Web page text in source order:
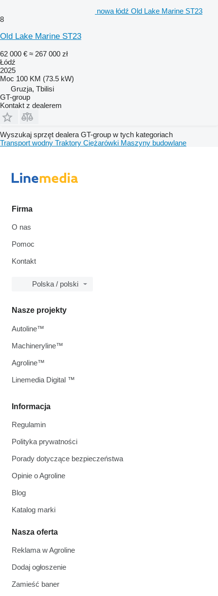
nowa łódź Old Lake Marine ST23
8
Old Lake Marine ST23
62 000 € ≈ 267 000 zł
Łódź
2025
Moc 100 KM (73.5 kW)
Gruzja, Tbilisi
GT-group
Kontakt z dealerem
Wyszukaj sprzęt dealera GT-group w tych kategoriach
Transport wodny Traktory Ciężarówki Maszyny budowlane
Firma
O nas
Pomoc
Kontakt
Polska / polski
Informacja
Regulamin
Polityka prywatności
Porady dotyczące bezpieczeństwa
Opinie o Agroline
Blog
Katalog marki
Nasza oferta
Reklama w Agroline
Dodaj ogłoszenie
Zamieść baner
Nasze projekty
Autoline™
Machineryline™
Agroline™
Linemedia Digital ™